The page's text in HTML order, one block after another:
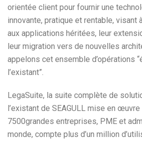
orientée client pour fournir une
innovante, pratique et rentable, visant
aux applications héritées, leur
leur migration vers de nouvelles
appelons cet ensemble d’opérations
l’existant”.
LegaSuite, la suite complète de
l’existant de SEAGULL mise en
7500grandes entreprises, PME et
monde, compte plus d’un million